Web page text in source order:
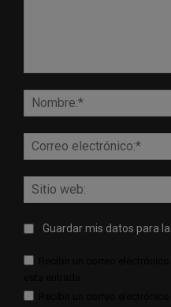
Guardar mis datos para